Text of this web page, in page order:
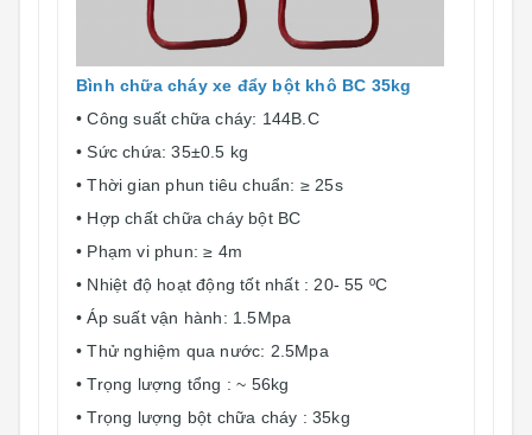
Bình chữa cháy xe đẩy bột khô BC 35kg
• Công suất chữa cháy: 144B.C
• Sức chứa: 35±0.5 kg
• Thời gian phun tiêu chuẩn: ≥ 25s
• Hợp chất chữa cháy bột BC
• Phạm vi phun: ≥ 4m
• Nhiệt độ hoạt động tốt nhất : 20- 55 ºC
• Áp suất vận hành: 1.5Mpa
• Thử nghiệm qua nước: 2.5Mpa
• Trọng lượng tổng : ~ 56kg
• Trọng lượng bột chữa cháy : 35kg